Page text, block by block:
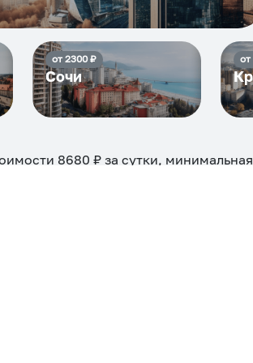
от 2300₽
Сочи
от
8680 ₽ за сутки,